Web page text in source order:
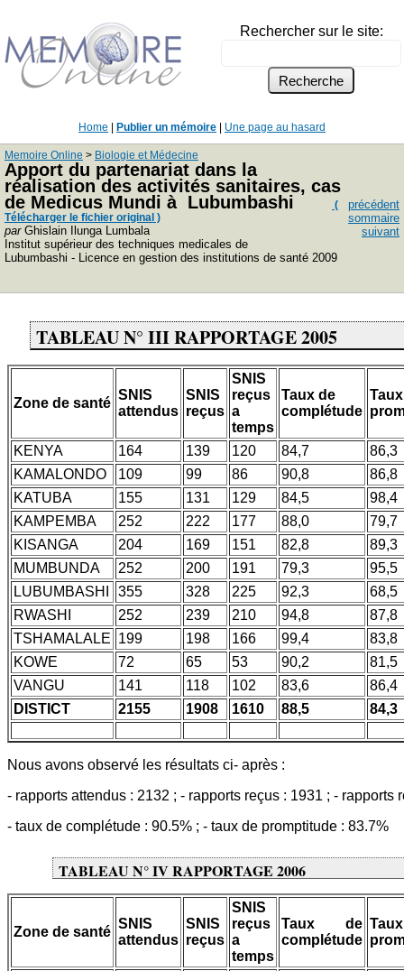
Rechercher sur le site:
Home Publier un mémoire Une page au hasard
Memoire Online > Biologie et Médecine
Apport du partenariat dans la
réalisation des activités sanitaires, cas
de Medicus Mundi à Lubumbashi
(
Télécharger le fichier original )
parGhislain Ilunga Lumbala
Institut supérieur des techniques medicales de
Lubumbashi - Licence en gestion des institutions de santé 2009
précédent
sommaire
suivant
TABLEAU N° III RAPPORTAGE 2005
Zone de santé
SNIS
attendus
SNIS
reçus
SNIS
reçus
a
temps
Taux de
complétude
KENYA 164 139 120 84,7
86,3
KAMALONDO
109 99 86 90,8
86,8
KATUBA
155 131 129 84,5
98,4
KAMPEMBA
252 222 177 88,0
79,7
KISANGA
204 169 151 82,8
89,3
MUMBUNDA
252 200 191 79,3
95,5
LUBUMBASHI
355 328 225 92,3
68,5
RWASHI
252 239 210 94,8
87,8
TSHAMALALE 199 198 166 99,4
83,8
KOWE
72 65 53 90,2
81,5
VANGU
141 118 102 83,6
86,4
DISTICT
2155 1908 1610 88,5 84,3
Nous avons observé les résultats ci- après :
- rapports attendus : 2132 ; - rapports reçus : 1931 ; - rapports
- taux de complétude : 90.5% ; - taux de promptitude : 83.7%
TABLEAU N° IV RAPPORTAGE 2006
Zone de santé
SNIS
attendus
SNIS
reçus
SNIS
reçus
a
temps
Taux de
complétude